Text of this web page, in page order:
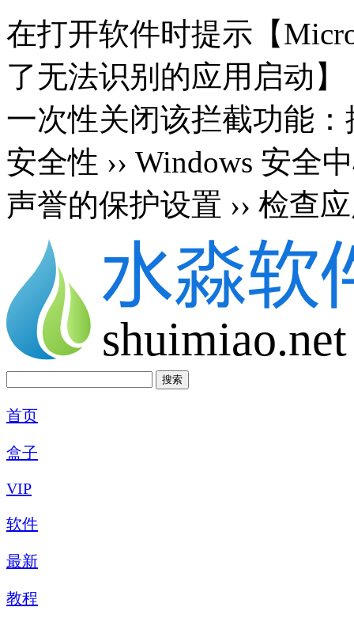
在打开软件时提示【
了无法识别的应用启动
一次性关闭该拦截功能：
安全性 ›› Windows 安全
声誉的保护设置 ›› 检查
shuimiao.net
首页
盒子
VIP
软件
最新
教程